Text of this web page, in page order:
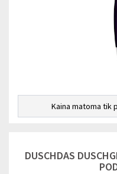
Kaina matoma tik
DUSCHDAS